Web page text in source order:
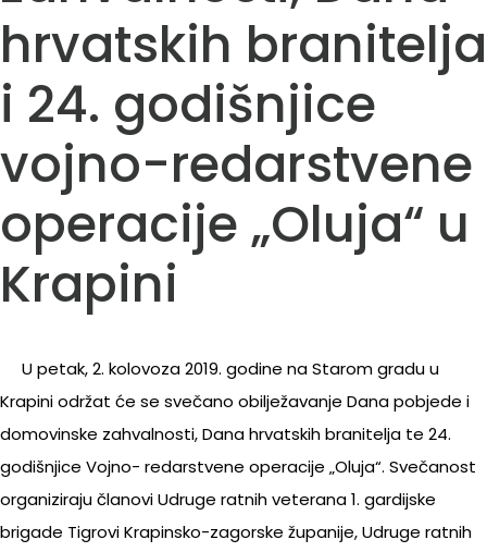
hrvatskih branitelja
i 24. godišnjice
vojno-redarstvene
operacije „Oluja“ u
Krapini
U petak, 2. kolovoza 2019. godine na Starom gradu u
Krapini održat će se svečano obilježavanje Dana pobjede i
domovinske zahvalnosti, Dana hrvatskih branitelja te 24.
godišnjice Vojno- redarstvene operacije „Oluja“. Svečanost
organiziraju članovi Udruge ratnih veterana 1. gardijske
brigade Tigrovi Krapinsko-zagorske županije, Udruge ratnih